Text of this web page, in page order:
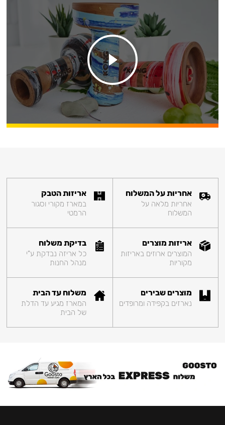
אחריות על המשלוח
אחריות מלאה על
המשלוח
אריזות הטבק
במארז מקורי וסגור
הרמטי
אריזות מוצרים
המוצרים ארוזים באריזות
מקוריות
בדיקת משלוח
כל אריזה נבדקת ע"י
מנהל החנות
מוצרים שבירים
נארזים בקפידה ומרופדים
משלוח עד הבית
המארז מגיע עד הדלת
של הבית